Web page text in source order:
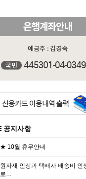
공지사항
★ 10월 휴무안내
원자재 인상과 택배사 배송비 인
로…